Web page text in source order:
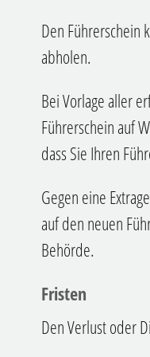
Den Führerschein
abholen.
Bei Vorlage aller
Führerschein auf
dass Sie Ihren
Gegen eine
auf den neuen
Behörde.
Fristen
Den Verlust oder